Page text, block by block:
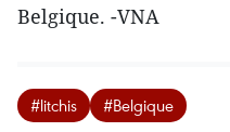
Belgique. -VNA
#litchis #Belgique